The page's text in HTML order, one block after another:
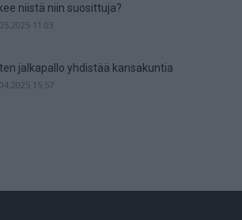
niistä niin suosittuja?
11:03
jalkapallo yhdistää kansakuntia
15:57